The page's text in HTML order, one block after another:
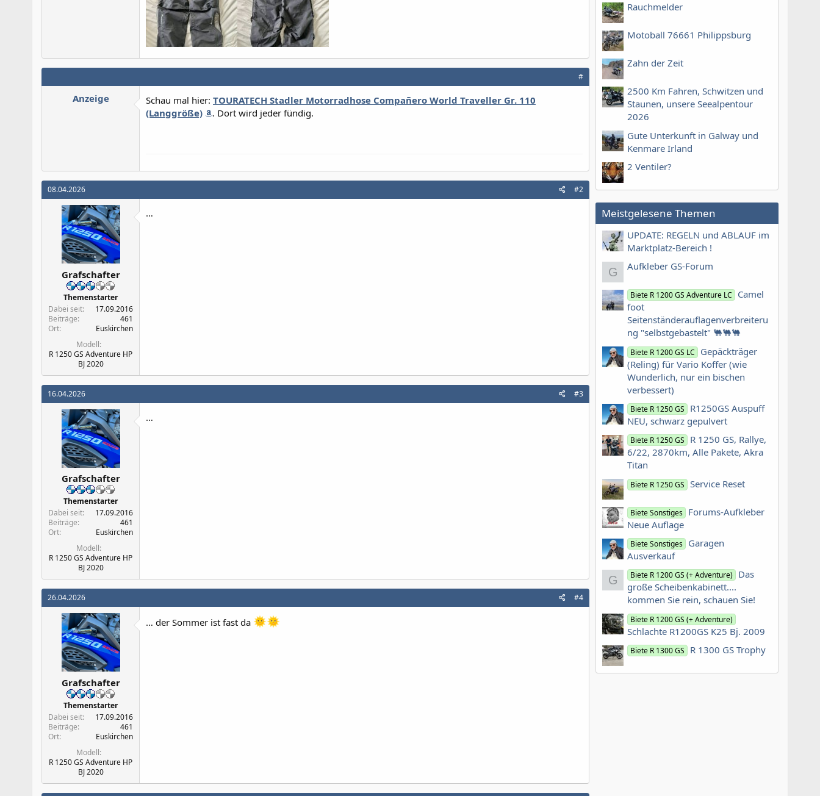
#
Anzeige Schau mal hier: TOURATECH Stadler Motorradhose Compañero World Traveller Gr. 110
(Langgröße)
. Dort wird jeder fündig.
08.04.2026 #2
Grafschafter
Themenstarter
Dabei seit
17.09.2016
Beiträge
461
Ort
Euskirchen
Modell
R 1250 GS Adventure HP
BJ 2020
…
16.04.2026 #3
Grafschafter
Themenstarter
Dabei seit
17.09.2016
Beiträge
461
Ort
Euskirchen
Modell
R 1250 GS Adventure HP
BJ 2020
…
26.04.2026 #4
Grafschafter
Themenstarter
Dabei seit
17.09.2016
Beiträge
461
Ort
Euskirchen
Modell
R 1250 GS Adventure HP
BJ 2020
… der Sommer ist fast da
Rauchmelder
Motoball 76661 Philippsburg
Zahn der Zeit
2500 Km Fahren, Schwitzen und
Staunen, unsere Seealpentour
2026
Gute Unterkunft in Galway und
Kenmare Irland
2 Ventiler?
Meistgelesene Themen
UPDATE: REGELN und ABLAUF im
Marktplatz-Bereich !
G Aufkleber GS-Forum
Biete R 1200 GS Adventure LC
Camel
foot
Seitenständerauflagenverbreiteru
ng "selbstgebastelt" 🐫🐫🐫
Biete R 1200 GS LC
Gepäckträger
(Reling) für Vario Koffer (wie
Wunderlich, nur ein bischen
verbessert)
Biete R 1250 GS
R1250GS Auspuff
NEU, schwarz gepulvert
Biete R 1250 GS
R 1250 GS, Rallye,
6/22, 2870km, Alle Pakete, Akra
Titan
Biete R 1250 GS Service Reset
Biete Sonstiges Forums-Aufkleber
Neue Auflage
Biete Sonstiges Garagen
Ausverkauf
G Biete R 1200 GS (+ Adventure) Das
große Scheibenkabinett....
kommen Sie rein, schauen Sie!
Biete R 1200 GS (+ Adventure)
Schlachte R1200GS K25 Bj. 2009
Biete R 1300 GS R 1300 GS Trophy